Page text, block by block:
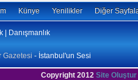
Künye Yenilikler Diğer
| Danışmanlık
Gazetesi - İstanbul'un Sesi
Copyright 2012 Site Oluştur